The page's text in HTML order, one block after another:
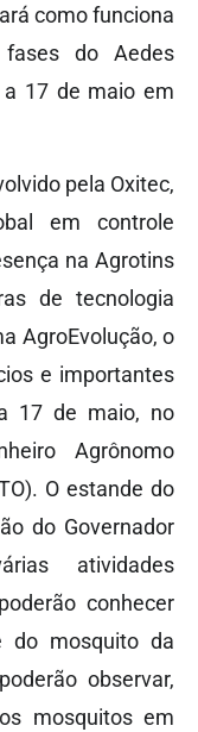
como funciona
do Aedes
17 de maio em
pela Oxitec,
em controle
na Agrotins
de tecnologia
AgroEvolução, o
e importantes
17 de maio, no
Agrônomo
O estande do
do Governador
atividades
conhecer
do mosquito da
observar,
mosquitos em